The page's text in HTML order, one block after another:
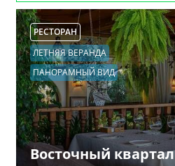
РЕСТОРАН
ЛЕТНЯЯ ВЕРАНДА
ПАНОРАМНЫЙ ВИД
Восточный квартал